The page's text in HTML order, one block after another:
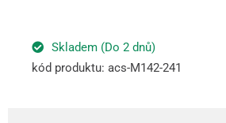
Skladem (Do 2 dnů)
kód produktu: acs-M142-241